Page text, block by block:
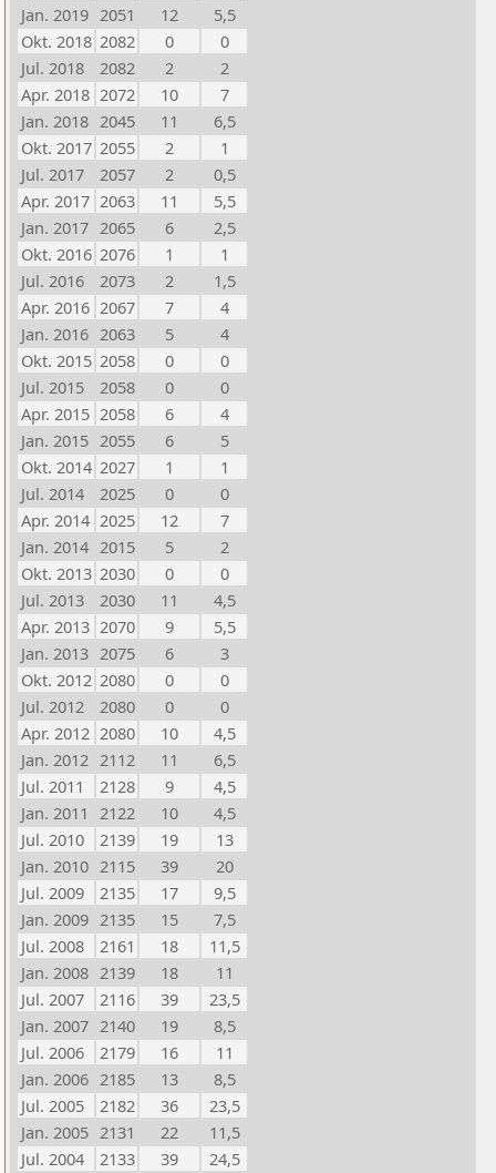
Jan. 2019 2051 12
5,5
Okt. 2018 2082 0
0
Jul. 2018
2082 2
2
Apr. 2018 2072 10
7
Jan. 2018 2045 11
6,5
Okt. 2017 2055 2
1
Jul. 2017
2057 2
0,5
Apr. 2017 2063 11
5,5
Jan. 2017 2065 6
2,5
Okt. 2016 2076 1
1
Jul. 2016
2073 2
1,5
Apr. 2016 2067 7
4
Jan. 2016 2063 5
4
Okt. 2015 2058 0
0
Jul. 2015
2058 0
0
Apr. 2015 2058 6
4
Jan. 2015 2055 6
5
Okt. 2014 2027 1
1
Jul. 2014
2025 0
0
Apr. 2014 2025 12
7
Jan. 2014 2015 5
2
Okt. 2013 2030 0
0
Jul. 2013
2030 11
4,5
Apr. 2013 2070 9
5,5
Jan. 2013 2075 6
3
Okt. 2012 2080 0
0
Jul. 2012
2080 0
0
Apr. 2012 2080 10
4,5
Jan. 2012 2112 11
6,5
Jul. 2011
2128 9
4,5
Jan. 2011 2122 10
4,5
Jul. 2010
2139 19
13
Jan. 2010 2115 39
20
Jul. 2009
2135 17
9,5
Jan. 2009 2135 15
7,5
Jul. 2008
2161 18
11,5
Jan. 2008 2139 18
11
Jul. 2007
2116 39
23,5
Jan. 2007 2140 19
8,5
Jul. 2006
2179 16
11
Jan. 2006 2185 13
8,5
Jul. 2005
2182 36
23,5
Jan. 2005 2131 22
11,5
Jul. 2004
2133 39
24,5